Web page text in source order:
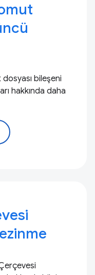
bileşeni
hakkında daha